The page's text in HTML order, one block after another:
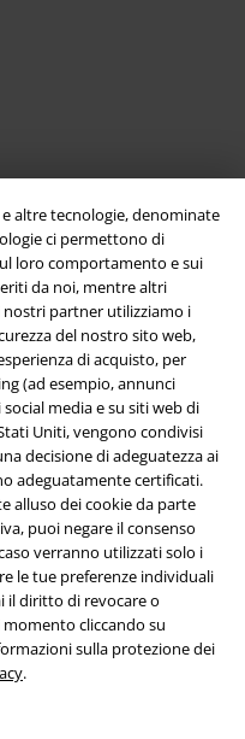
altre tecnologie, denominate
ci permettono di
loro comportamento e sui
da noi, mentre altri
partner utilizziamo i
del nostro sito web,
di acquisto, per
(ad esempio, annunci
media e su siti web di
Uniti, vengono condivisi
decisione di adeguatezza ai
adeguatamente certificati.
alluso dei cookie da parte
puoi negare il consenso
verranno utilizzati solo i
le tue preferenze individuali
il diritto di revocare o
cliccando su
sulla protezione dei
.